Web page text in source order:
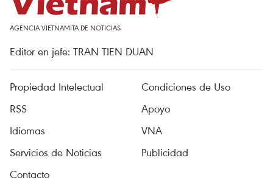
AGENCIA VIETNAMITA DE NOTICIAS
Editor en jefe: TRAN TIEN DUAN
Propiedad Intelectual
Condiciones de Uso
RSS
Apoyo
Idiomas
VNA
Servicios de Noticias
Publicidad
Contacto